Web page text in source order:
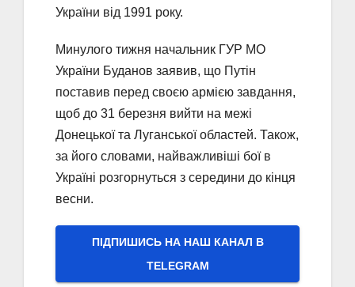
України від 1991 року.
Минулого тижня начальник ГУР МО
України Буданов заявив, що Путін
поставив перед своєю армією завдання,
щоб до 31 березня вийти на межі
Донецької та Луганської областей. Також,
за його словами, найважливіші бої в
Україні розгорнуться з середини до кінця
весни.
ПІДПИШИСЬ НА НАШ КАНАЛ В
ТELEGRAM